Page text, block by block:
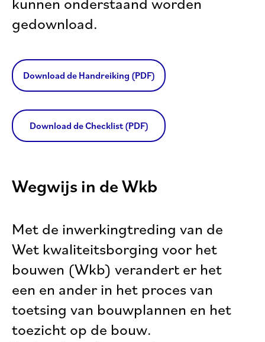
gedownload.
Download de Handreiking (PDF)
Download de Checklist (PDF)
Wegwijs in de Wkb
Met de inwerkingtreding van de
Wet kwaliteitsborging voor het
bouwen (Wkb) verandert er het
een en ander in het proces van
toetsing van bouwplannen en het
toezicht op de bouw.